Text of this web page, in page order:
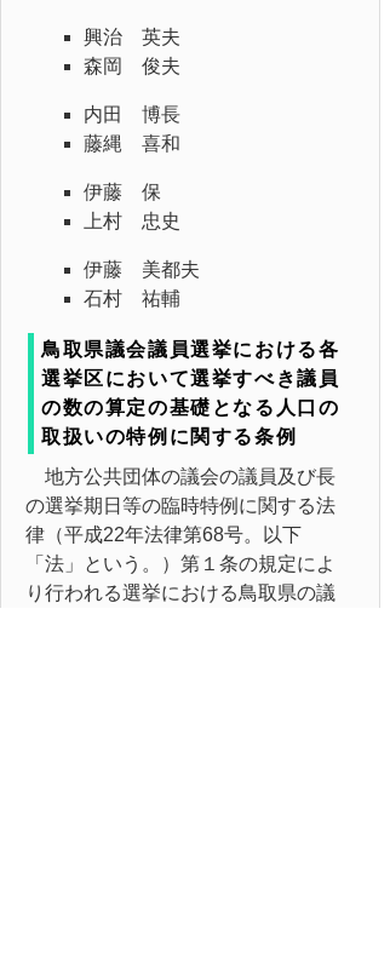
興治 英夫
森岡 俊夫
内田 博長
藤縄 喜和
伊藤 保
上村 忠史
伊藤 美都夫
石村 祐輔
鳥取県議会議員選挙における各
選挙区において選挙すべき議員
の数の算定の基礎となる人口の
取扱いの特例に関する条例
地方公共団体の議会の議員及び長
の選挙期日等の臨時特例に関する法
律（平成22年法律第68号。以下
「法」という。）第１条の規定によ
り行われる選挙における鳥取県の議